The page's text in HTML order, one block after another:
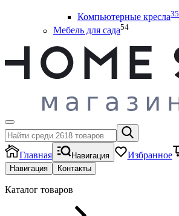
Компьютерные кресла35
Мебель для сада54
Главная Навигация Избранное
Навигация Контакты
Каталог товаров